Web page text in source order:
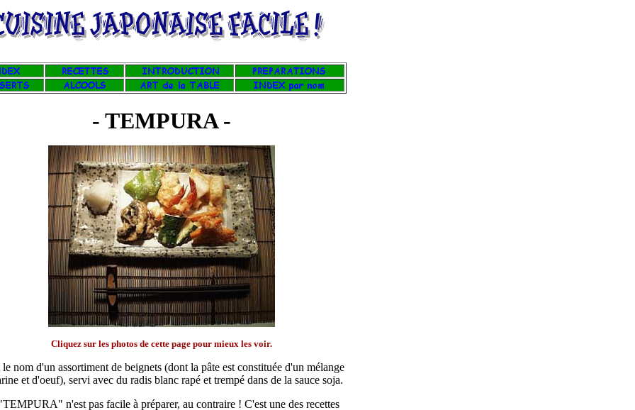
- TEMPURA -
Cliquez sur les photos de cette page pour mieux les voir.
le nom d'un assortiment de beignets (dont la pâte est constituée d'un mélange
et d'oeuf), servi avec du radis blanc rapé et trempé dans de la sauce soja.
n'est pas facile à préparer, au contraire ! C'est une des recettes